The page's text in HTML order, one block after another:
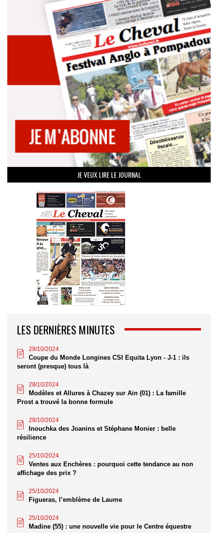
JE VEUX LIRE LE JOURNAL
LES DERNIÈRES MINUTES
29/10/2024
Coupe du Monde Longines CSI Equita Lyon - J-1 : ils
seront (presque) tous là
28/10/2024
Modèles et Allures à Chazey sur Ain (01) : La famille
Prost a trouvé la bonne formule
28/10/2024
Inouchka des Joanins et Stéphane Monier : belle
résilience
25/10/2024
Ventes aux Enchères : pourquoi cette tendance au non
affichage des prix ?
25/10/2024
Figueras, l’emblème de Laume
25/10/2024
Madine (55) : une nouvelle vie pour le Centre équestre